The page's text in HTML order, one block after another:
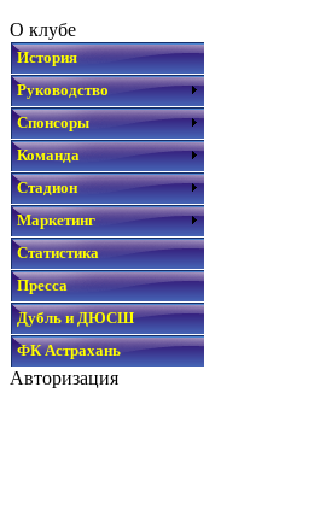
О клубе
История
Руководство
Спонсоры
Команда
Стадион
Маркетинг
Статистика
Пресса
Дубль и ДЮСШ
ФК Астрахань
Авторизация